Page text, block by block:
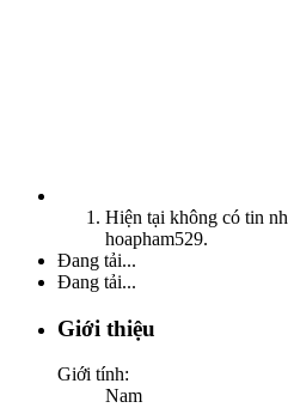
Hiện tại không có tin
hoapham529.
Đang tải...
Đang tải...
Giới thiệu
Giới tính:
Nam